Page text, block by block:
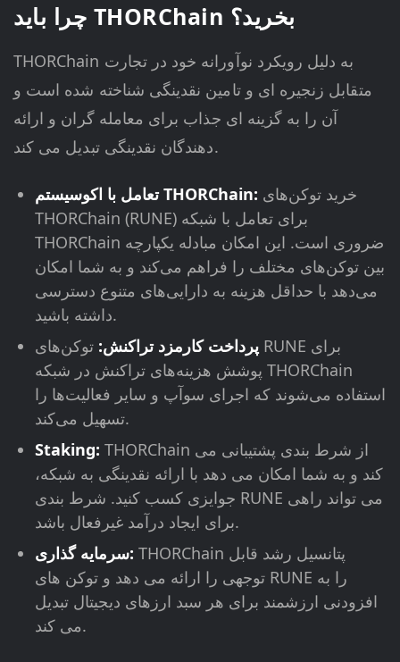
چرا باید THORChain بخرید؟
THORChain به دلیل رویکرد نوآورانه خود در تجارت
متقابل زنجیره ای و تامین نقدینگی شناخته شده است و
آن را به گزینه ای جذاب برای معامله گران و ارائه
دهندگان نقدینگی تبدیل می کند.
تعامل با اکوسیستم THORChain: خرید توکن‌های
THORChain (RUNE) برای تعامل با شبکه
THORChain ضروری است. این امکان مبادله یکپارچه
بین توکن‌های مختلف را فراهم می‌کند و به شما امکان
می‌دهد با حداقل هزینه به دارایی‌های متنوع دسترسی
داشته باشید.
پرداخت کارمزد تراکنش: توکن‌های RUNE برای
پوشش هزینه‌های تراکنش در شبکه THORChain
استفاده می‌شوند که اجرای سوآپ و سایر فعالیت‌ها را
تسهیل می‌کند.
Staking: THORChain از شرط بندی پشتیبانی می
کند و به شما امکان می دهد با ارائه نقدینگی به شبکه،
جوایزی کسب کنید. شرط بندی RUNE می تواند راهی
برای ایجاد درآمد غیرفعال باشد.
سرمایه گذاری: THORChain پتانسیل رشد قابل
توجهی را ارائه می دهد و توکن های RUNE را به
افزودنی ارزشمند برای هر سبد ارزهای دیجیتال تبدیل
می کند.